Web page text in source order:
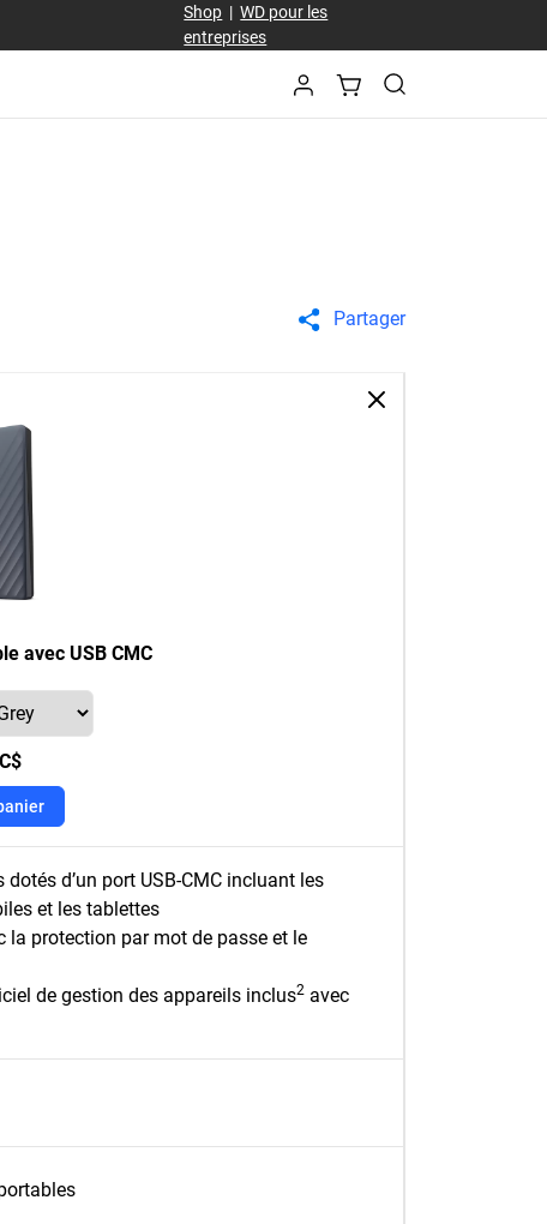
Shop |WD pour les
entreprises
Partager
avec USB CMC
d’un port USB-CMC incluant les
et les tablettes
la protection par mot de passe et le
de gestion des appareils inclus2 avec